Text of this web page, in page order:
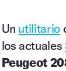
Un utilitario
los actuales
Peugeot